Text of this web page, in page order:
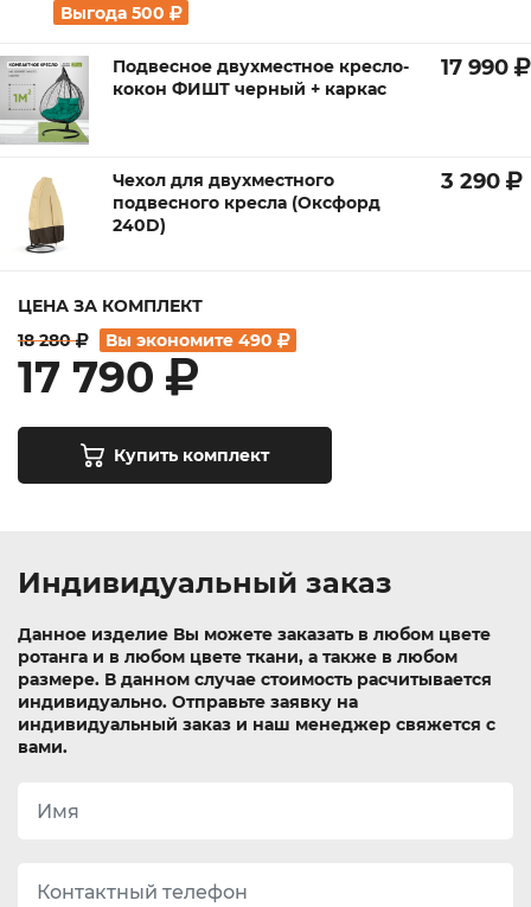
Выгода 500
Подвесное двухместное кресло-
кокон ФИШТ черный + каркас
17 990
Чехол для двухместного
подвесного кресла (Оксфорд
240D)
3 290
ЦЕНА ЗА КОМПЛЕКТ
18 280
Вы экономите 490
17 790
Купить комплект
Индивидуальный заказ
Данное изделие Вы можете заказать в любом цвете
ротанга и в любом цвете ткани, а также в любом
размере. В данном случае стоимость расчитывается
индивидуально. Отправьте заявку на
индивидуальный заказ и наш менеджер свяжется с
вами.